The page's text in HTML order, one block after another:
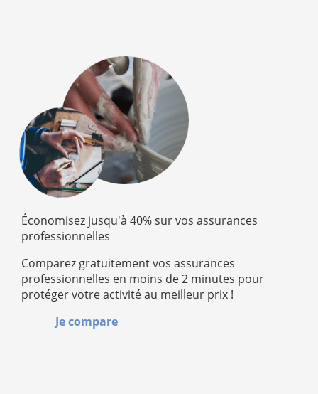
Économisez jusqu'à 40% sur vos assurances
professionnelles
Comparez gratuitement vos assurances
professionnelles en moins de 2 minutes pour
protéger votre activité au meilleur prix !
Je compare